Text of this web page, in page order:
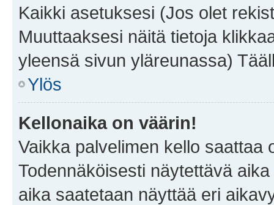
Kaikki asetuksesi (Jos olet
Muuttaaksesi näitä tietoja
yleensä sivun yläreunassa)
Ylös
Kellonaika on väärin!
Vaikka palvelimen kello saattaa
Todennäköisesti näytettävä
aika saatetaan näyttää eri